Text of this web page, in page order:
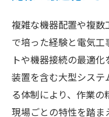
複雑な機器配置や複数
で培った経験と電気
トや機器接続の最適
装置を含む大型シス
る体制により、作業の
現場ごとの特性を踏